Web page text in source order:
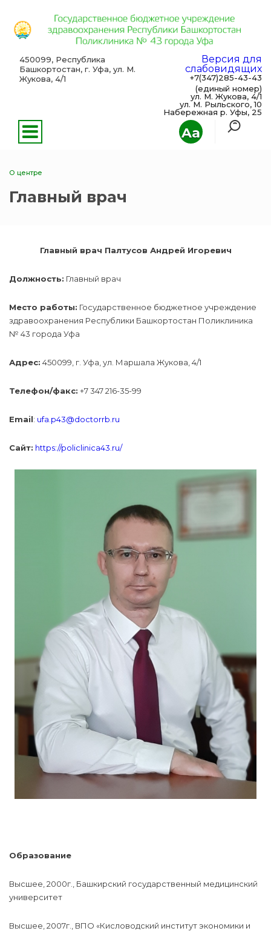
Aa
450099, Республика
Башкортостан, г. Уфа, ул. М.
Жукова, 4/1
Версия для
слабовидящих
+7(347)285-43-43
(единый номер)
ул. М. Жукова, 4/1
ул. М. Рыльского, 10
Набережная р. Уфы, 25
О центре
Главный врач
Главный врач Палтусов Андрей Игоревич
Должность: Главный врач
Место работы: Государственное бюджетное учреждение
здравоохранения Республики Башкортостан Поликлиника
№ 43 города Уфа
Адрес: 450099, г. Уфа, ул. Маршала Жукова, 4/1
Телефон/факс: +7 347 216-35-99
Email: ufa.p43@doctorrb.ru
Сайт: https://policlinica43.ru/
Образование
Высшее, 2000г., Башкирский государственный медицинский
университет
Высшее, 2007г., ВПО «Кисловодский институт экономики и